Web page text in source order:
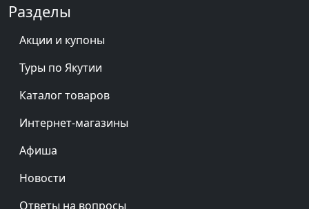
Разделы
Акции и купоны
Туры по Якутии
Каталог товаров
Интернет-магазины
Афиша
Новости
Ответы на вопросы